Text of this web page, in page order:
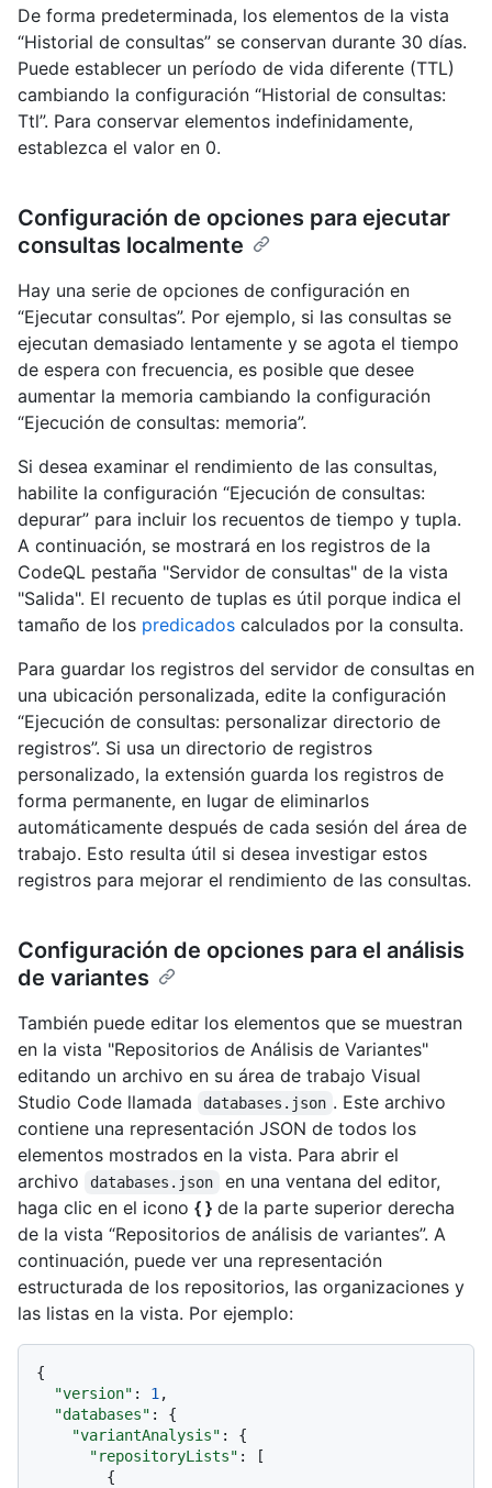
De forma predeterminada, los elementos de la vista
“Historial de consultas” se conservan durante 30 días.
Puede establecer un período de vida diferente (TTL)
cambiando la configuración “Historial de consultas:
Ttl”. Para conservar elementos indefinidamente,
establezca el valor en 0.
Configuración de opciones para ejecutar
consultas localmente
Hay una serie de opciones de configuración en
“Ejecutar consultas”. Por ejemplo, si las consultas se
ejecutan demasiado lentamente y se agota el tiempo
de espera con frecuencia, es posible que desee
aumentar la memoria cambiando la configuración
“Ejecución de consultas: memoria”.
Si desea examinar el rendimiento de las consultas,
habilite la configuración “Ejecución de consultas:
depurar” para incluir los recuentos de tiempo y tupla.
A continuación, se mostrará en los registros de la
CodeQL pestaña "Servidor de consultas" de la vista
"Salida". El recuento de tuplas es útil porque indica el
tamaño de los predicados calculados por la consulta.
Para guardar los registros del servidor de consultas en
una ubicación personalizada, edite la configuración
“Ejecución de consultas: personalizar directorio de
registros”. Si usa un directorio de registros
personalizado, la extensión guarda los registros de
forma permanente, en lugar de eliminarlos
automáticamente después de cada sesión del área de
trabajo. Esto resulta útil si desea investigar estos
registros para mejorar el rendimiento de las consultas.
Configuración de opciones para el análisis
de variantes
También puede editar los elementos que se muestran
en la vista "Repositorios de Análisis de Variantes"
editando un archivo en su área de trabajo Visual
Studio Code llamada
databases.json . Este archivo
contiene una representación JSON de todos los
elementos mostrados en la vista. Para abrir el
archivo
databases.json
en una ventana del editor,
haga clic en el icono { } de la parte superior derecha
de la vista “Repositorios de análisis de variantes”. A
continuación, puede ver una representación
estructurada de los repositorios, las organizaciones y
las listas en la vista. Por ejemplo:
{
"version" : 1 ,
"databases" :
{
"variantAnalysis" :
{
"repositoryLists" :
[
{